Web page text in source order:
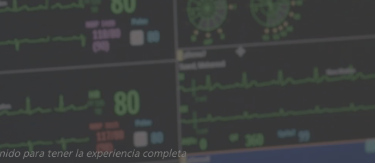
para tener la experiencia completa